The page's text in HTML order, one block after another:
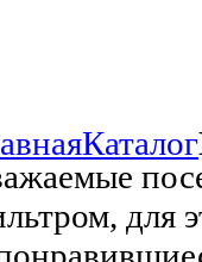
Каталог
для